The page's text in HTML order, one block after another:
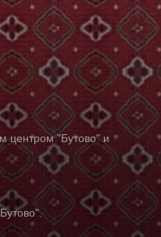
центром "Бутово" и